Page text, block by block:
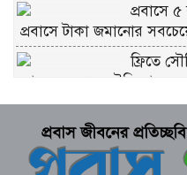
প্রবাসে
প্রবাসে টাকা জমানোর
ফ্রিতে
আবেদন করুন সৌদি আরব
বলে জানুন